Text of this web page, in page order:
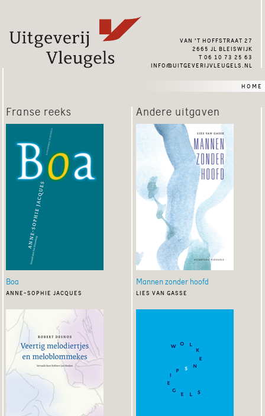
van ’t hoffstraat 27
2665 jl bleiswijk
t 06 10 73 25 63
info@uitgeverijvleugels.nl
home
Franse reeks
Boa
anne-sophie jacques
Andere uitgaven
Mannen zonder hoofd
lies van gasse